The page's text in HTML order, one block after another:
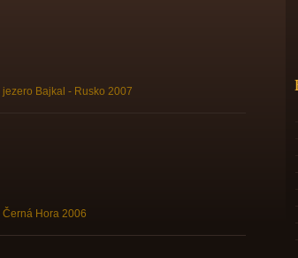
jezero Bajkal - Rusko 2007
Černá Hora 2006